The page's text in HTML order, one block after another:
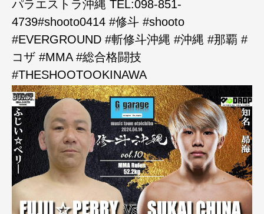
パラエストラ沖縄 TEL:098-851-
4739#shooto0414 #修斗 #shooto
#EVERGROUND #斬修斗沖縄 #沖縄 #那覇 #
コザ #MMA #総合格闘技
#THESHOOTOOKINAWA